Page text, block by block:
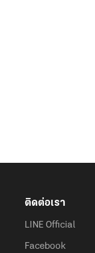
ติดต่อเรา
LINE Official
Facebook